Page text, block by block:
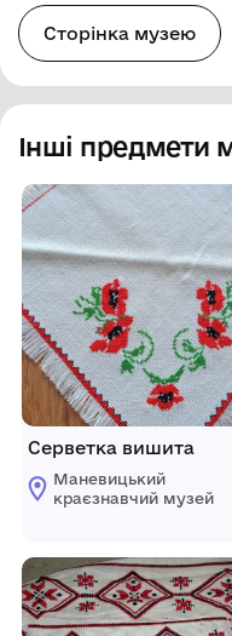
Сторінка музею
Інші предмети
Серветка вишита
Маневицький
краєзнавчий музей